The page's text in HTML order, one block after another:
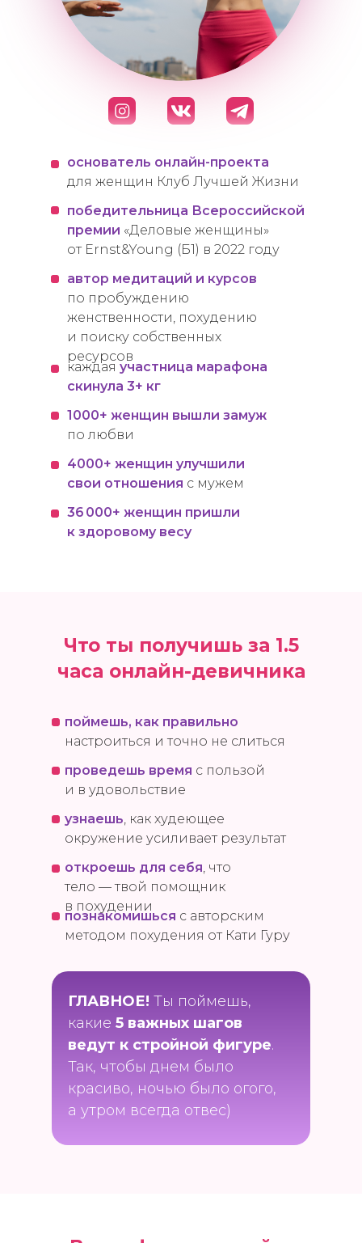
основатель онлайн-проекта
для женщин Клуб Лучшей Жизни
победительница Всероссийской
премии «Деловые женщины»
от Ernst&Young (Б1) в 2022 году
автор медитаций и курсов
по пробуждению
женственности, похудению
и поиску собственных
ресурсов
каждая участница марафона
скинула 3+ кг
1000+ женщин вышли замуж
по любви
36 000+ женщин пришли
к здоровому весу
4000+ женщин улучшили
свои отношения с мужем
поймешь, как правильно
настроиться и точно не слиться
проведешь время с пользой
и в удовольствие
узнаешь, как худеющее
окружение усиливает результат
откроешь для себя, что
тело — твой помощник
в похудении
познакомишься с авторским
методом похудения от Кати Гуру
ГЛАВНОЕ! Ты поймешь,
какие 5 важных шагов
ведут к стройной фигуре.
Так, чтобы днем было
красиво, ночью было огого,
а утром всегда отвес)
Что ты получишь за 1.5
часа онлайн-девичника